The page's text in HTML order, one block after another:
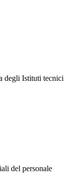
degli Istituti tecnici
del personale